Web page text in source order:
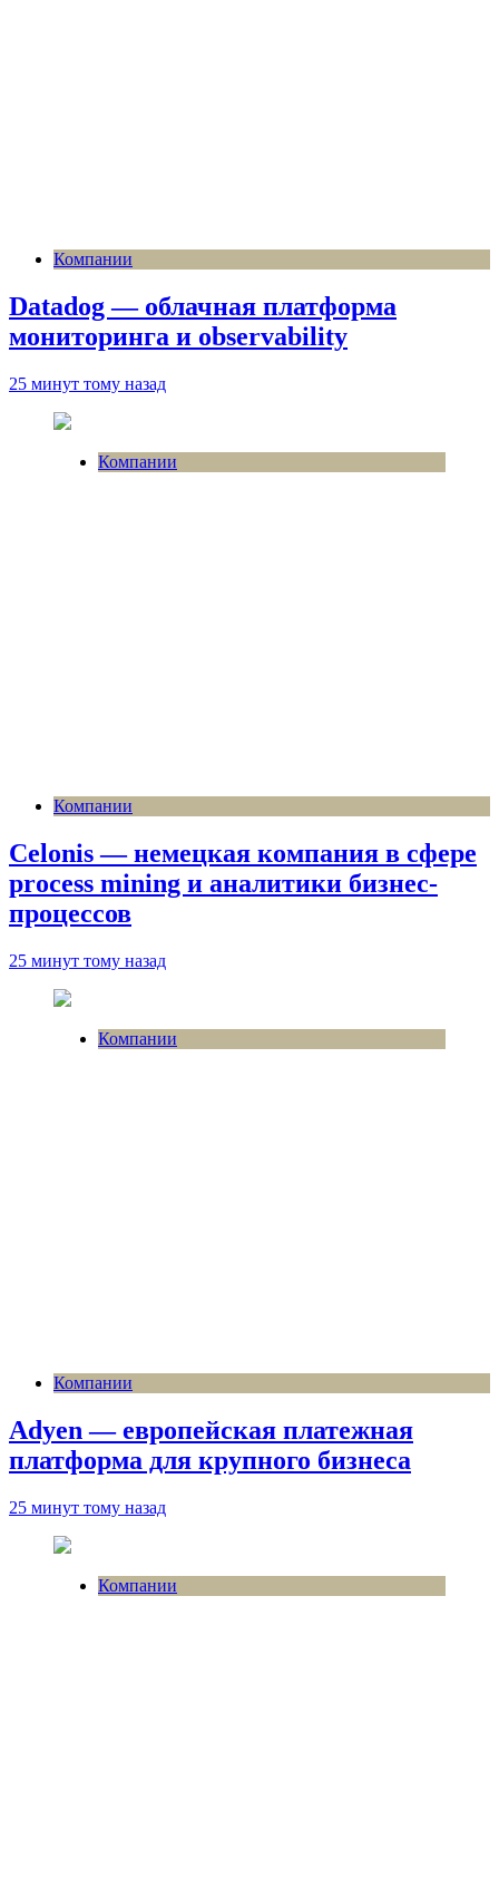
Компании
Datadog — облачная платформа
мониторинга и observability
25 минут тому назад
Компании
Компании
Celonis — немецкая компания в сфере
process mining и аналитики бизнес-
процессов
25 минут тому назад
Компании
Компании
Adyen — европейская платежная
платформа для крупного бизнеса
25 минут тому назад
Компании